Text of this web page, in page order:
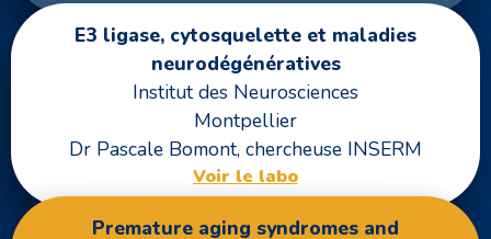
E3 ligase, cytosquelette et maladies
neurodégénératives
Institut des Neurosciences
Montpellier
Dr Pascale Bomont, chercheuse INSERM
Voir le labo
Premature aging syndromes and